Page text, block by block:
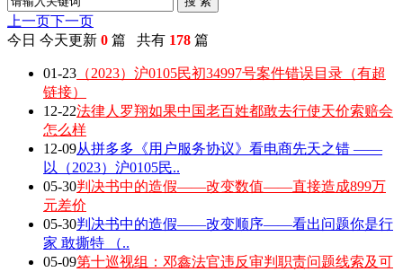
上一页下一页
今日 今天更新 0 篇 共有 178 篇
01-23 （2023）沪0105民初34997号案件错误目录（有超
链接）
12-22法律人罗翔如果中国老百姓都敢去行使天价索赔会
怎么样
12-09从拼多多《用户服务协议》看电商先天之错 ——
以（2023）沪0105民..
05-30判决书中的造假——改变数值——直接造成899万
元差价
05-30判决书中的造假——改变顺序——看出问题你是行
家 敢撕特 （..
05-09第十巡视组：邓鑫法官违反审判职责问题线索及可